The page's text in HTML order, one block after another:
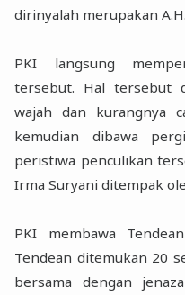
dirinyalah merupakan
PKI langsung
tersebut. Hal tersebut
wajah dan kurangnya
kemudian dibawa
peristiwa penculikan
Irma Suryani ditempak
PKI membawa
Tendean ditemukan 20
bersama dengan